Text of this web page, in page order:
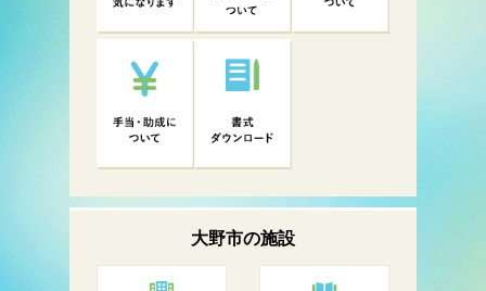
大野市の施設